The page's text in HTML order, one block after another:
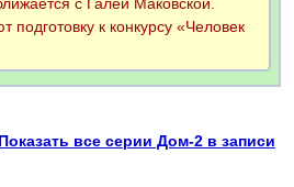
с Галей Маковской.
подготовку к конкурсу «Человек
Показать все серии Дом-2 в записи